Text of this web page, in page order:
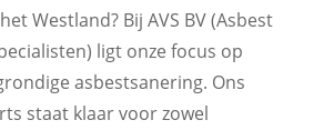
Westland? Bij AVS BV (Asbest
ligt onze focus op
asbestsanering. Ons
staat klaar voor zowel